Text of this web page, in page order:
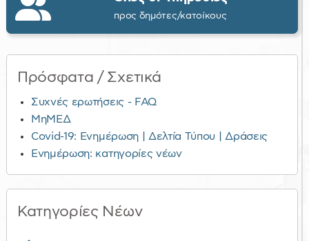
προς δημότες/κατοίκους
Πρόσφατα / Σχετικά
Συχνές ερωτήσεις - FAQ
ΜηΜΕΔ
Covid-19: Ενημέρωση | Δελτία Τύπου | Δράσεις
Ενημέρωση: κατηγορίες νέων
Κατηγορίες Νέων